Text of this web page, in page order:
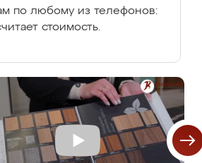
по любому из телефонов:
стоимость.